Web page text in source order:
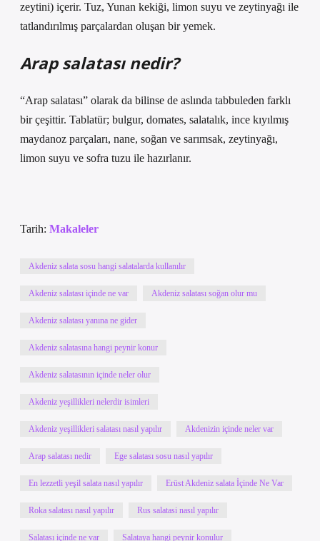
zeytini) içerir. Tuz, Yunan kekiği, limon suyu ve zeytinyağı ile
tatlandırılmış parçalardan oluşan bir yemek.
Arap salatası nedir?
“Arap salatası” olarak da bilinse de aslında tabbuleden farklı
bir çeşittir. Tablatür; bulgur, domates, salatalık, ince kıyılmış
maydanoz parçaları, nane, soğan ve sarımsak, zeytinyağı,
limon suyu ve sofra tuzu ile hazırlanır.
Tarih: Makaleler
Akdeniz salata sosu hangi salatalarda kullanılır
Akdeniz salatası içinde ne var Akdeniz salatası soğan olur mu
Akdeniz salatası yanına ne gider
Akdeniz salatasına hangi peynir konur
Akdeniz salatasının içinde neler olur
Akdeniz yeşillikleri nelerdir isimleri
Akdeniz yeşillikleri salatası nasıl yapılır Akdenizin içinde neler var
Arap salatası nedir Ege salatası sosu nasıl yapılır
En lezzetli yeşil salata nasıl yapılır Erüst Akdeniz salata İçinde Ne Var
Roka salatası nasıl yapılır Rus salatasi nasıl yapılır
Salatası içinde ne var Salataya hangi peynir konulur